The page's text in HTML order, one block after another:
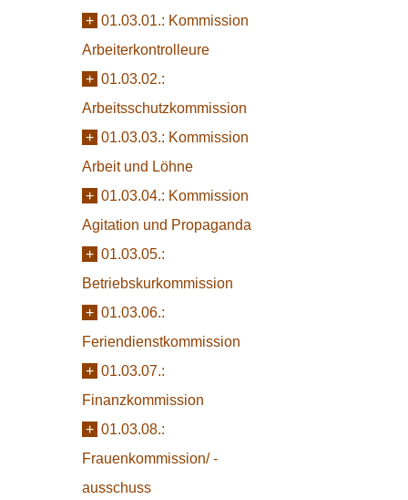
+ 01.03.01.: Kommission
Arbeiterkontrolleure
+ 01.03.02.:
Arbeitsschutzkommission
+ 01.03.03.: Kommission
Arbeit und Löhne
+ 01.03.04.: Kommission
Agitation und Propaganda
+ 01.03.05.:
Betriebskurkommission
+ 01.03.06.:
Feriendienstkommission
+ 01.03.07.:
Finanzkommission
+ 01.03.08.:
Frauenkommission/ -
ausschuss